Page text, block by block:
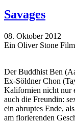
Savages
08. Oktober 2012
Ein Oliver Stone Film
Der Buddhist Ben
Ex-Söldner Chon
Kalifornien nicht nur
auch die Freundin:
ein abruptes Ende,
am florierenden